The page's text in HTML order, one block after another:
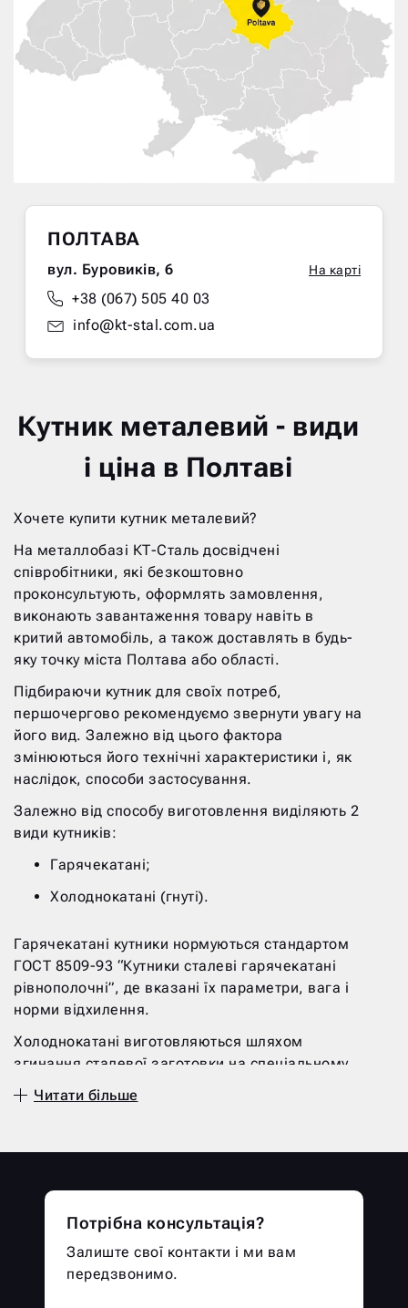
ПОЛТАВА
вул. Буровиків, 6 На карті
+38 (067) 505 40 03
info@kt-stal.com.ua
Кутник металевий - види
і ціна в Полтаві
Хочете купити кутник металевий?
На металлобазі КТ-Сталь досвідчені
співробітники, які безкоштовно
проконсультують, оформлять замовлення,
виконають завантаження товару навіть в
критий автомобіль, а також доставлять в будь-
яку точку міста Полтава або області.
Підбираючи кутник для своїх потреб,
першочергово рекомендуємо звернути увагу на
його вид. Залежно від цього фактора
змінюються його технічні характеристики і, як
наслідок, способи застосування.
Залежно від способу виготовлення виділяють 2
види кутників:
Гарячекатані;
Холоднокатані (гнуті).
Гарячекатані кутники нормуються стандартом
ГОСТ 8509-93 “Кутники сталеві гарячекатані
рівнополочні”, де вказані їх параметри, вага і
норми відхилення.
Холоднокатані виготовляються шляхом
згинання сталевої заготовки на спеціальному
прокатному верстаті і нормується стандартом
ГОСТ 19771-93 “Кутники сталеві гнуті
Рівнополочний (сторони однакові по
ширині);
Нерівнополичний (сторони різні по
Читати більше
Потрібна консультація?
Залиште свої контакти і ми вам
передзвонимо.